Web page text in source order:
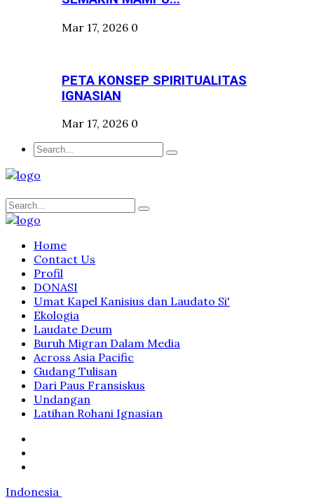
Mar 17, 2026 0
PETA KONSEP SPIRITUALITAS
IGNASIAN
Mar 17, 2026 0
Home
Contact Us
Profil
DONASI
Umat Kapel Kanisius dan Laudato Si'
Ekologia
Laudate Deum
Buruh Migran Dalam Media
Across Asia Pacific
Gudang Tulisan
Dari Paus Fransiskus
Undangan
Latihan Rohani Ignasian
Indonesia